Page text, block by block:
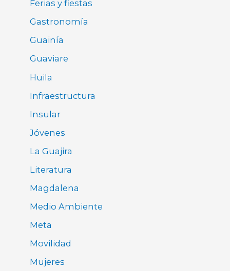
Ferias y fiestas
Gastronomía
Guainía
Guaviare
Huila
Infraestructura
Insular
Jóvenes
La Guajira
Literatura
Magdalena
Medio Ambiente
Meta
Movilidad
Mujeres